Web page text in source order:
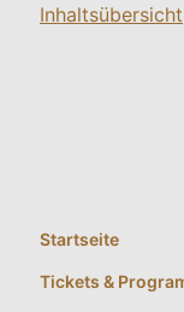
Inhaltsübersicht
Startseite
Tickets &